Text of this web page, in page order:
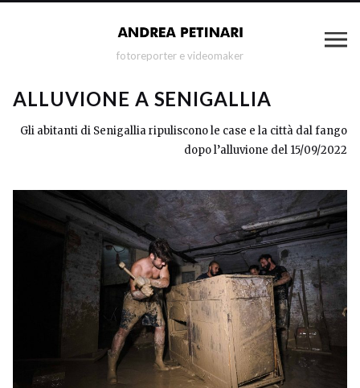
fotoreporter e videomaker
ALLUVIONE A SENIGALLIA
Gli abitanti di Senigallia ripuliscono le case e la città dal fango
dopo l’alluvione del 15/09/2022